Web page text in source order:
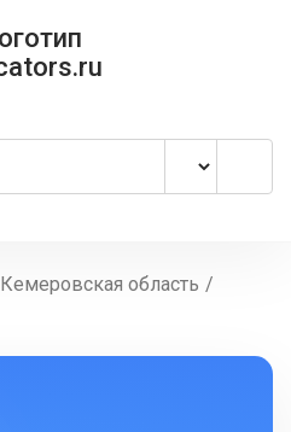
Кемеровская область /